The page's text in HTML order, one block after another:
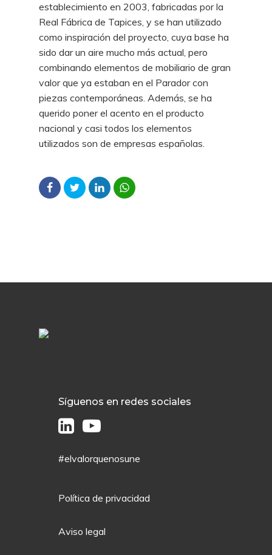
establecimiento en 2003, fabricadas por la
Real Fábrica de Tapices, y se han utilizado
como inspiración del proyecto, cuya base ha
sido dar un aire mucho más actual, pero
combinando elementos de mobiliario de gran
valor que ya estaban en el Parador con
piezas contemporáneas. Además, se ha
querido poner el acento en el producto
nacional y casi todos los elementos
utilizados son de empresas españolas.
Síguenos en redes sociales
#elvalorquenosune
Política de privacidad
Aviso legal